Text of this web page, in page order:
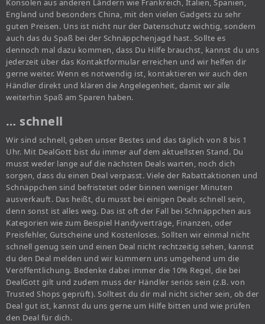
Konsolen aus anderen Ländern wie Frankreich, Italien, Spanien,
England und besonders China, mit den vielen Gadgets zu sehr
guten Preisen. Uns ist nicht nur der Datenschutz wichtig, sondern
auch das du Spaß bei der Schnäppchenjagd hast. Sollte es
dennoch mal dazu kommen, dass Du Hilfe brauchst, kannst du uns
jederzeit über das Kontaktformular erreichen und wir helfen dir
gerne weiter. Wenn es notwendig ist, kontaktieren wir auch den
Händler direkt und klären die Angelegenheit, damit wir alle
weiterhin Spaß am Sparen haben.
… schnell
Wir sind schnell, geben unser Bestes und das täglich von 8 bis 1
Uhr. Mit DealGott bist du immer auf dem aktuellsten Stand. Du
musst weder lange auf die nächsten Deals warten, noch dich
sorgen, dass du einen Deal verpasst. Viele der Rabattaktionen und
Schnäppchen sind befristetet oder binnen weniger Minuten
ausverkauft. Das heißt, du musst bei einigen Deals schnell sein,
denn sonst ist alles weg. Das ist oft der Fall bei Schnäppchen aus
Kategorien wie zum Beispiel Handyverträge, Finanzen, oder
Preisfehler, Gutscheine und Kostenloses. Sollten wir einmal nicht
schnell genug sein und einen Deal nicht rechtzeitig sehen, kannst
du den Deal melden und wir kümmern uns umgehend um die
Veröffentlichung. Bedenke dabei immer die 10% Regel, die bei
DealGott gilt und zudem muss der Händler seriös sein (z.B. von
Trusted Shops geprüft). Solltest du dir mal nicht sicher sein, ob der
Deal gut ist, kannst du uns gerne um Hilfe bitten und wie prüfen
den Deal für dich.